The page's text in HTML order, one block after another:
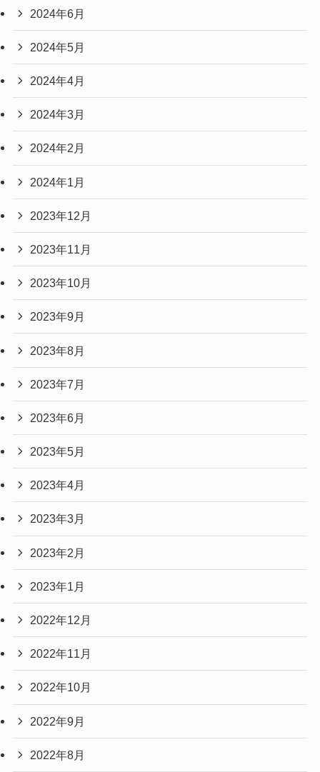
2024年6月
2024年5月
2024年4月
2024年3月
2024年2月
2024年1月
2023年12月
2023年11月
2023年10月
2023年9月
2023年8月
2023年7月
2023年6月
2023年5月
2023年4月
2023年3月
2023年2月
2023年1月
2022年12月
2022年11月
2022年10月
2022年9月
2022年8月